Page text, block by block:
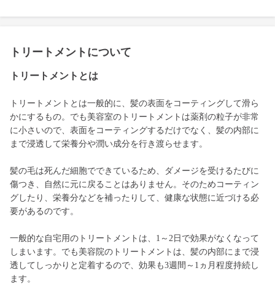
トリートメントについて
トリートメントとは
トリートメントとは一般的に、髪の表面をコーティングして滑ら
かにするもの。でも美容室のトリートメントは薬剤の粒子が非常
に小さいので、表面をコーティングするだけでなく、髪の内部に
まで浸透して栄養分や潤い成分を行き渡らせます。
髪の毛は死んだ細胞でできているため、ダメージを受けるたびに
傷つき、自然に元に戻ることはありません。そのためコーティン
グしたり、栄養分などを補ったりして、健康な状態に近づける必
要があるのです。
一般的な自宅用のトリートメントは、1～2日で効果がなくなって
しまいます。でも美容院のトリートメントは、髪の内部にまで浸
透してしっかりと定着するので、効果も3週間～1ヵ月程度持続し
ます。